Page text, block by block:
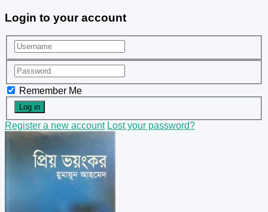
Login to your account
Remember Me
Register a new account Lost your password?